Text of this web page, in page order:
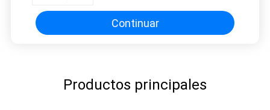
Continuar
Productos principales